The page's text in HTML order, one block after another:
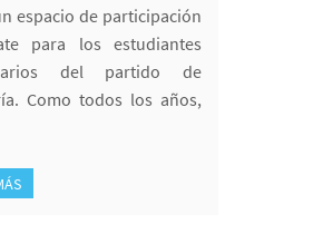
espacio de participación
para los estudiantes
del partido de
Como todos los años,